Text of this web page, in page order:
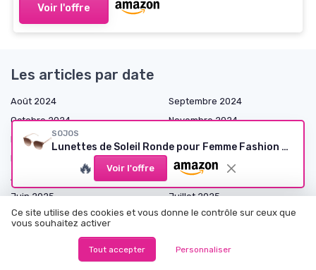
Voir l'offre
SOJOS
Lunettes de Soleil Ronde pour Femme Fashion Nouveau Modèle BLOSSOM Clair Marron/Marron Polarisé
🔥 Voir l'offre
Les articles par date
Août 2024
Septembre 2024
Octobre 2024
Novembre 2024
Décembre 2024
Février 2025
Avril 2025
Mai 2025
Juin 2025
Juillet 2025
Août 2025
Septembre 2025
Janvier 2026
Ce site utilise des cookies et vous donne le contrôle sur ceux que
vous souhaitez activer
Tout accepter Personnaliser